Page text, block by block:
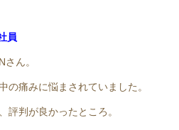
員
ん。
痛みに悩まされていました。
評判が良かったところ。